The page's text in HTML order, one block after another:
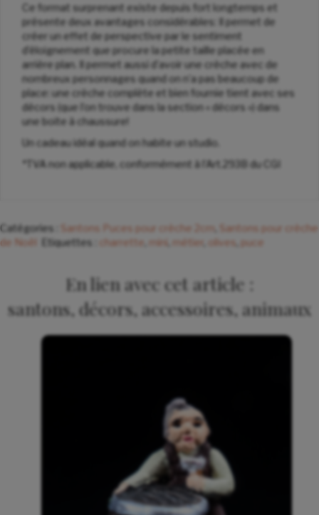
Ce format surprenant existe depuis fort longtemps et
présente deux avantages considérables: Il permet de
créer un effet de perspective par le sentiment
d’éloignement que procure la petite taille placée en
arrière plan. Il permet aussi d’avoir une crèche avec de
nombreux personnages quand on n’a pas beaucoup de
place: une crèche complète et bien fournie tient avec ses
décors (que l’on trouve dans la section « décors ») dans
une boite à chaussure!
Un cadeau idéal quand on habite un studio.
*TVA non applicable, conformément à l’Art.293B du CGI
Catégories : Santons Puces pour crèche 2cm
Santons pour crèche
de Noël
Etiquettes : charrette mini métier olives puce
En lien avec cet article :
santons, décors, accessoires, animaux